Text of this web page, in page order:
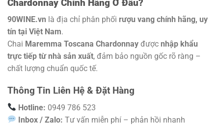
Chardonnay Chính Hãng Ở Đâu?
90WINE.vn là địa chỉ phân phối rượu vang chính hãng, uy
tín tại Việt Nam.
Chai Maremma Toscana Chardonnay được nhập khẩu
trực tiếp từ nhà sản xuất, đảm bảo nguồn gốc rõ ràng –
chất lượng chuẩn quốc tế.
Thông Tin Liên Hệ & Đặt Hàng
Hotline: 0949 786 523
Inbox / Zalo: Tư vấn miễn phí – phản hồi nhanh